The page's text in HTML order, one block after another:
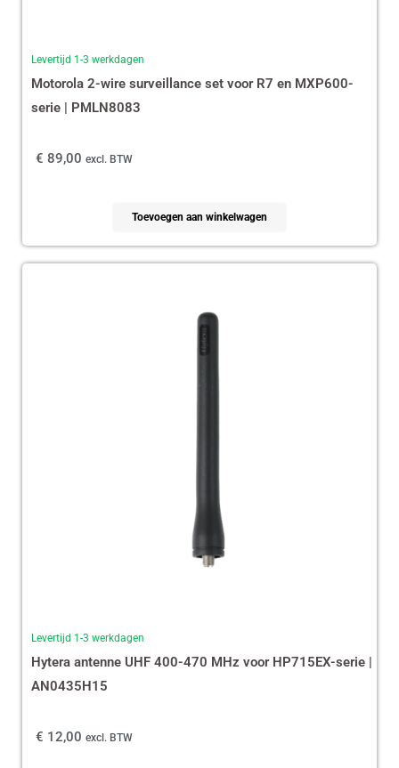
Levertijd 1-3 werkdagen
Motorola 2-wire surveillance set voor R7 en MXP600-
serie | PMLN8083
€ 89,00 excl. BTW
Toevoegen aan winkelwagen
Levertijd 1-3 werkdagen
Hytera antenne UHF 400-470 MHz voor HP715EX-serie |
AN0435H15
€ 12,00 excl. BTW